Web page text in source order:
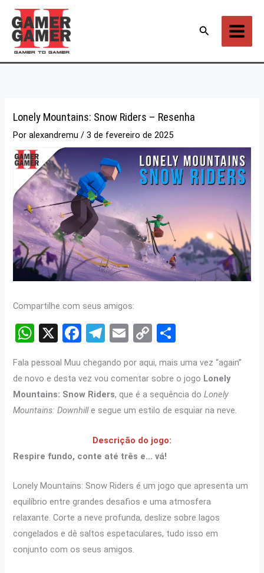
para
conteúdo
Pesquisar
Lonely Mountains: Snow Riders – Resenha
Poralexandremu/3 de fevereiro de 2025
Compartilhe com seus amigos:
W
at
s
A
X
F
ce
b
o
T
e
gr
a
E
ail
C
py
Li
n
ar
e
Fala pessoal Muu chegando por aqui, mais uma vez “again”
de novo e desta vez vou comentar sobre o jogo Lonely
Mountains: Snow Riders, que é a sequência doLonely
Mountains: Downhille segue um estilo de esquiar na neve.
Descrição do jogo:
Respire fundo, conte até três e… vá!
Lonely Mountains: Snow Riders é um jogo que apresenta um
equilíbrio entre grandes desafios e uma atmosfera
relaxante. Corte a neve profunda, deslize sobre lagos
congelados e dê saltos espetaculares, tudo isso em
conjunto com os seus amigos.